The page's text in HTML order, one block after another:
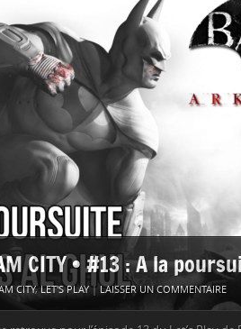
CITY • #13 : A la
CITY,LET'S PLAY| LAISSER UN COMMENTAIRE